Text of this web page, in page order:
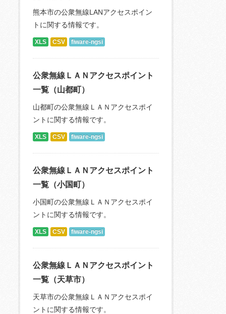
熊本市の公衆無線LANアクセスポイン
トに関する情報です。
XLS CSV fiware-ngsi
公衆無線ＬＡＮアクセスポイント
一覧（山都町）
山都町の公衆無線ＬＡＮアクセスポイ
ントに関する情報です。
XLS CSV fiware-ngsi
公衆無線ＬＡＮアクセスポイント
一覧（小国町）
小国町の公衆無線ＬＡＮアクセスポイ
ントに関する情報です。
XLS CSV fiware-ngsi
公衆無線ＬＡＮアクセスポイント
一覧（天草市）
天草市の公衆無線ＬＡＮアクセスポイ
ントに関する情報です。